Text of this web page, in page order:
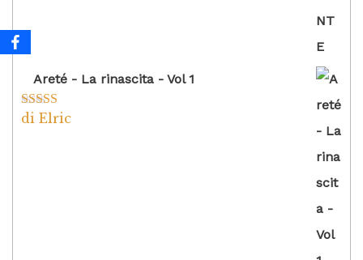
Areté - La rinascita - Vol 1
Valutato5
di Elric